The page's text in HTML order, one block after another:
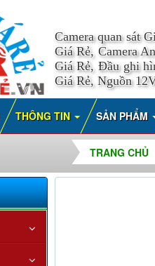
Camera quan sát
Giá Rẻ, Camera
Giá Rẻ, Đầu ghi
Giá Rẻ, Nguồn
THÔNG TIN SẢN PHẨM
TRANG CHỦ